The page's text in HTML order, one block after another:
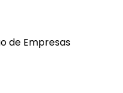
de Empresas